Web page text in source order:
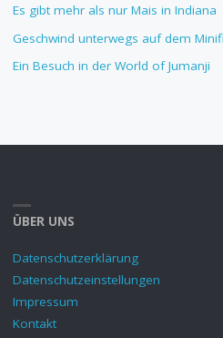
Es gibt mehr als nur Mais in Indiana
Geschwind unterwegs auf dem
Ein Besuch in der World of Jumanji
ÜBER UNS
Datenschutzerklärung
Datenschutzeinstellungen
Impressum
Kontakt